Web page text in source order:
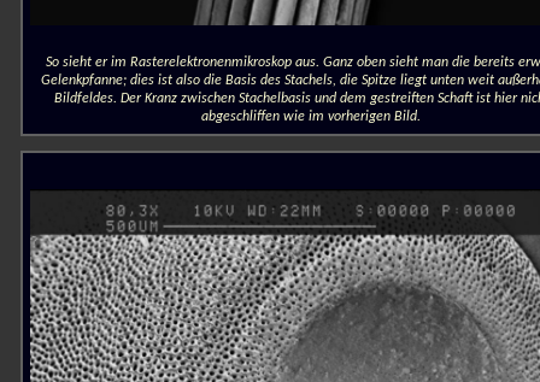
So sieht er im Rasterelektronenmikroskop aus. Ganz oben sieht man die bereits
Gelenkpfanne; dies ist also die Basis des Stachels, die Spitze liegt unten weit
Bildfeldes. Der Kranz zwischen Stachelbasis und dem gestreiften Schaft ist hier
abgeschliffen wie im vorherigen Bild.